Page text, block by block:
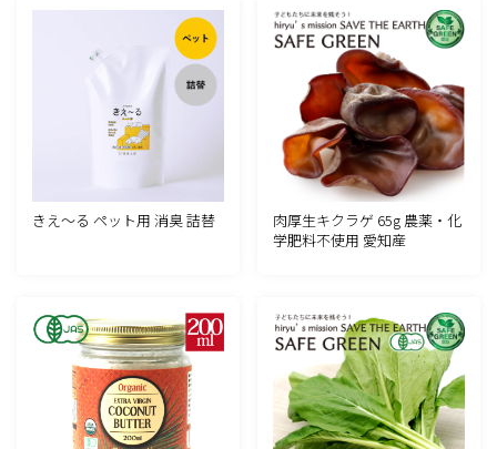
きえ～る ペット用 消臭 詰替
肉厚生キクラゲ 65g 農薬・化
学肥料不使用 愛知産